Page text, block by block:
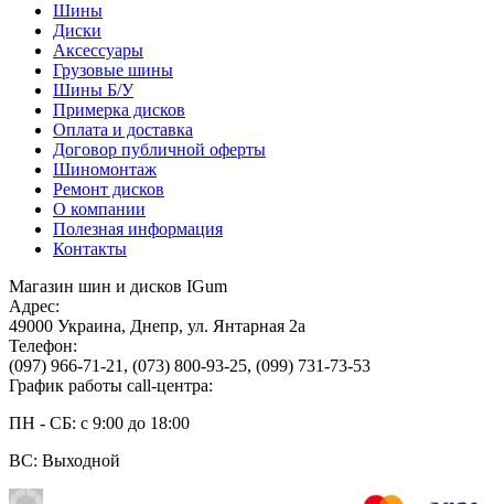
Шины
Диски
Аксессуары
Грузовые шины
Шины Б/У
Примерка дисков
Оплата и доставка
Договор публичной оферты
Шиномонтаж
Ремонт дисков
О компании
Полезная информация
Контакты
Магазин шин и дисков IGum
Адрес:
49000 Украина, Днепр, ул. Янтарная 2а
Телефон:
(097) 966-71-21 , (073) 800-93-25, (099) 731-73-53
График работы call-центра:
ПН - СБ: с 9:00 до 18:00
ВС: Выходной